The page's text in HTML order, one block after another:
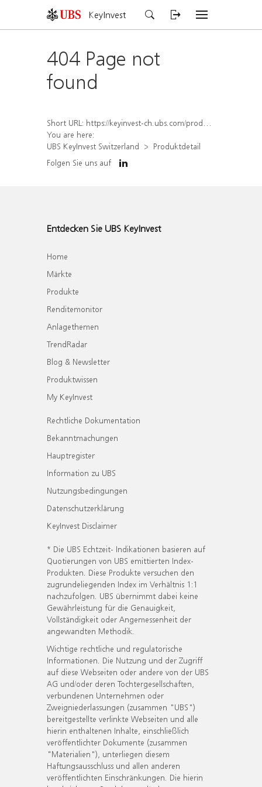
KeyInvest
404 Page not
found
Short URL: https://keyinvest-ch.ubs.com/produkt/detail/index/isin/CH1570499405
You are here:
UBS KeyInvest Switzerland
Produktdetail
Folgen Sie uns auf
Entdecken Sie UBS KeyInvest
Home
Märkte
Produkte
Renditemonitor
Anlagethemen
TrendRadar
Blog & Newsletter
Produktwissen
My KeyInvest
Rechtliche Dokumentation
Bekanntmachungen
Hauptregister
Information zu UBS
Nutzungsbedingungen
Datenschutzerklärung
KeyInvest Disclaimer
* Die UBS Echtzeit- Indikationen basieren auf
Quotierungen von UBS emittierten Index-
Produkten. Diese Produkte versuchen den
zugrundeliegenden Index im Verhältnis 1:1
nachzufolgen. UBS übernimmt dabei keine
Gewährleistung für die Genauigkeit,
Vollständigkeit oder Angemessenheit der
angewandten Methodik.
Wichtige rechtliche und regulatorische
Informationen. Die Nutzung und der Zugriff
auf diese Webseiten oder andere von der UBS
AG und/oder deren Tochtergesellschaften,
verbundenen Unternehmen oder
Zweigniederlassungen (zusammen "UBS")
bereitgestellte verlinkte Webseiten und alle
hierin enthaltenen Inhalte, einschließlich
veröffentlichter Dokumente (zusammen
"Materialien"), unterliegen diesem
Haftungsausschluss und allen anderen
veröffentlichten Einschränkungen. Die hierin